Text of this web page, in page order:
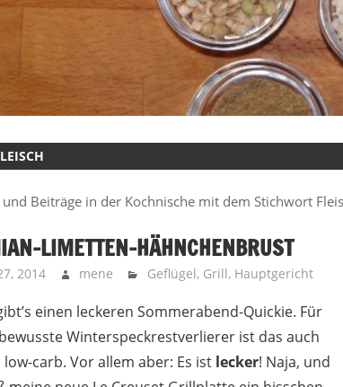
und Beiträge in der Kochnische mit dem Stichwort
LIMETTEN-HÄHNCHENBRUST
2014 mene Geflügel, Grill, Hauptgericht
einen leckeren Sommerabend-Quickie. Für
Winterspeckrestverlierer ist das auch
carb. Vor allem aber: Es ist lecker! Naja, und